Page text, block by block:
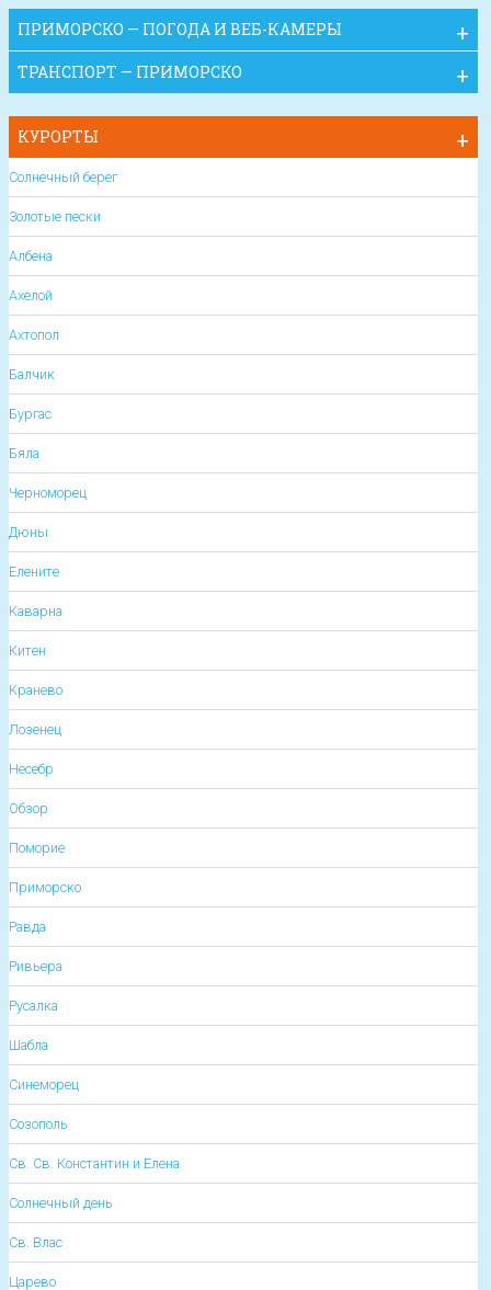
ПРИМОРСКО — ПОГОДА И ВЕБ-КАМЕРЫ
ТРАНСПОРТ — ПРИМОРСКО
КУРОРТЫ
Солнечный берег
Золотые пески
Албена
Ахелой
Ахтопол
Балчик
Бургас
Бяла
Черноморец
Дюны
Елените
Каварна
Китен
Кранево
Лозенец
Несебр
Обзор
Поморие
Приморско
Равда
Ривьера
Русалка
Шабла
Синеморец
Созополь
Св. Св. Константин и Елена
Солнечный день
Св. Влас
Царево